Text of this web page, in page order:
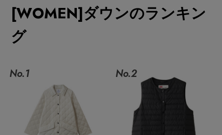
ブランド
最旬！トレンドワード
【予約】新作ウェアをチェック
【Tシャツ】デイリーに活躍
【日傘】完全遮光・軽量傘
アイテム一覧
SALE
いち早くお届けします。
ご登録はこちら
ご利用ガイド
カスタマーサポート
[WOMEN]ダウンのランキン
グ
No.1 No.2